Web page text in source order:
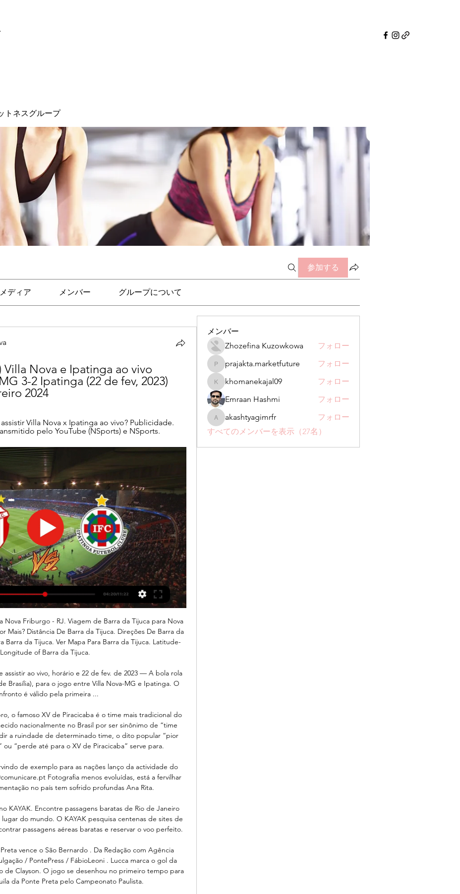
トネスグループ
参加する
メディア メンバー グループについて
Villa Nova e Ipatinga ao vivo
3-2 Ipatinga (22 de fev, 2023)
2024
Villa Nova x Ipatinga ao vivo? Publicidade.
pelo YouTube (NSports) e NSports.
e os de testosterona – o hormônio que, entre outras coisas, faz …

O Moreirense venceu hoje o Belenenses por 2-1, em jogo da 27.ª jornada da I Liga portuguesa em futebol, um resultado que permitiu aos vimaranenses saírem da zona de despromoção.Florent, com um autogolo aos 27 minutos, ‘ofereceu' o 1-0 ao Moreirense, mas Licá, apenas quatro minutos depois do início do segundo tempo conseguiu o empate que.

Ouvir online Villa Nova-MG x Ipatinga - Futebol ao vivo Ouvir ao vivo grátis Villa Nova-MG x Ipatinga em 07-02-2024 20:30. Acompanhe ao vivo online pelo seu celular ou computador. Página 1.

O Benfica, cada vez mais folgado na liderança do Campeonato Português, receberá neste sábado o Boavista, no encerramento na participação no primeiro turno, em rodada que ainda terá o Porto jogando em seus domínios com o Moreirense, e o Sporting visitando o Chaves. Os Encarnados vêm de

Mineiro: Villa Nova-MG x Cruzeiro ao vivo - Band Acompanhe tudo sobre o jogo Villa Nova-MG x Cruzeiro. Gols, escalações, placar ao vivo, resultado em tempo real, lance a lance.

Assista também Internacional x Corinthians ao vivo clicando aqui. 17h00 – Campeonato Brasileiro Série A: São Paulo x Santos – PREMIERE São Paulo x Santos ao vivo pelo Campeonato Brasileiro Série A, o jogo começa a partir das 17h00 (de Brasília) com transmissão …

O Santos teve seu recurso negado pela Justiça do Trabalho na tentativa de derrubar o habeas corpus que rescindiu o contrato de Zeca com o clube. Livre no mercado, o lateral-esquerdo fechou um acordo verbal com o Flamengo. Porém, ele está longe de ser anunciado pelo time carioca.

O Olivais Coimbra vai organizar, para o último período de competição da época, o Torneio da Primavera, para o escalão de Sub-14 Femininos. A participar estarão as equipas do C. Condeixa Basquete, C.P.Esgueira (A.B.Aveiro) e Basket Calvão (A.B.Aveiro), para além da equipa do Olivais Coimbra.

Vitória x Flamengo se enfrentam nesta quarta-feira (10), às 15h (horário de Brasília) pelo Campeonato Brasileiro Sub-20 na sua edição 2019. A partida será realizada no estádio do Barradão com capacidade para 34 mil pessoas, local onde a equipe de Salvador irá realizar seu compromisso como mandante.

Faça todos os cálculos de porcentagem. O preço original é descontado / aumentado em A%. O preço de venda resultante é B. Quanto é A % de B? Quantos % é A de B? Quantas porcentagens maiores ou menores é o segundo número? O número A é aumentado em B%. O número A é diminuído em B%.

A glicerina evita o ressecamento da pele, promovendo uma suave hidratação. O produto, vendido por R$ 12 em frasco de 100 gramas, pode ser encontrado em uma das cinco unidades da Quintessência: Barra da Tijuca, Bonsucesso, Flamengo, Méier e Tijuca ou encomendado por telefone.

Noutros países (França 2001–03, Portugal 1999–2000), os dados locais e regionais sobre os novos CDI e os CDI jovens sugerem alguma transmissão (acrescida), mas as dimensões das amostras são demasiado pequenas para que as tendências sejam estatisticamente significativas .

Villa Nova x Ipatinga: assista ao vivo à partida do 22 de fev. de 2023 — Ao vivo Villa Nova x Ipatinga. O jogo do Campeonato Mineiro poderá ser assistido ao vivo por meio da transmissão no SporTV e Premiere FC. Your ...

Atlético Mogi x São José E. C. , válido pela Primeira Fase do Campeonato Paulista Segunda Divisão 2019, jogo disputado no Estádio Municipal Francisco Ribeiro Nogueira, o Nogueirão, em Mogi das Cruzes-SP.

PALPITES FUTEBOL - PALPITE E GANHE PRÊMIOS - RESULTADOS AO VIVO. Vitória de Setúbal 1 x 0 Rio Ave - Campeonato Português - 2017/2018 - 25ª Rodada. Vitória de Setúbal e Rio Ave enfrentaram-se pela(o) 25ª Rodada do (a) Campeonato Português - 2017/2018.

4 Viver a Ria Viver a Ria 5 Localização | Location Fuseta é uma pequena vila localizada na Ria Formosa, mais especificamente na zona leste do Algarve no Sul de Portugal. Por um lado, os barcos de pesca partem de uma das margens do cais, por outro, partem os barcos de lazer e …

Onde assistir a Villa Nova x Cruzeiro ao vivo, na internet e 23 de jan. de 2024 — Nesta edição, a Raposa integra o Grupo A, junto com Ipatinga, Itabirito e Tombense. Na última temporada, a equipe foi eliminada nas ...

As capas da imprensa esportiva de 4 de setembro de 2019. BeSoccer - Quarta-feira, 04 Setembro 2019. 0 1.026.. 20:00 Uniao Harmonia - Pelotas. Sexta-feira, 06 Setembro 2019. Serie B Brasil.. CSA vs Grêmio - Rodada 12 - Brasileirão - Brasil.

A edição da Taça de Portugal de Futsal Feminino referente à época de 2016/2017 decorreu entre 29 de Outubro de 2016 - 1ª Eliminatória - e 14 de Maio de 2017,data em que se disputou a final a qual teve lugar no Pavilhão Multiusos de Gondomar

Paulista Sub-20 2019 - São Caetano 1 x 1 Corinthians .. Água Santa, Santo André, EC São Bernardo, Santos e São Bernardo FC. Com o empate, a equipe está posicionada na quarta colocação, com um ponto. Como foi o jogo.

Ovarense vs UD Oliveirense, estatísticas e resultados.. Sign in | Login Resultados de futebol, livescores, estatísticas e prognósticos, curso de apostas.

Skokka: Encontre acompanhantes na Tijuca, homens e mulheres, massagistas e profissionais do sexo. Procure e publique anúncios CLASSIFICADOS eróticos GRÁTIS em Skokka.com

RECORDAR É VIVER! Na data de hoje (6), em 2015, o atacante Daniel Morais #9 foi autor dessa pintura na partida entre Atlético-PR e Tupi, na Arena da Baixada. O gol classificou o Galo Carijó para a terceira fase da Copa do Brasil e entrou para a contagem do camisa …

Component not found. Pedimos desculpas pelo inconveniente, mas a página que você estava tentando acessar não existe neste endereço. Se você está certo que o endereço informado está correto mas está encontrando um erro, por favor entre em contato.

A marca de uma organização é utilizada para a transmissão de seus conceitos,. avalie as alternativas a seguir quanto a Função da Marca no mercado. I.. A empresa Farmácia de Manipulação QUINTAESSÊNCIA que possui unidades de negócios em Bonsucesso, Tijuca, Méier, Flamengo e Barra da Tijuca, fundada em .

Não busque por cidade ou estado junto com palavra-chave. Inicie sua busca pelo cargo. Para buscar por uma localidade específica você poderá: Usar o campo "Estado" que fica ao lado do campo cargo. Ou na tela de resultado você poderá refinar sua busca pelo Estado e pela cidade desejada.

1. INTRODUÇÃO . Um dos temas mais discutidos nos dias atuais é o da criminalidade. Ofensas incisivas ao direito da livre loco
メンバー
Zhozefina Kuzowkowa
フォロー
prajakta.marketfuture
prajakta.marketfuture フォロー
khomanekajal09
khomanekajal09
フォロー
Emraan Hashmi
フォロー
akashtyagimrfr
akashtyagimrfr
フォロー
すべてのメンバーを表示（27名）